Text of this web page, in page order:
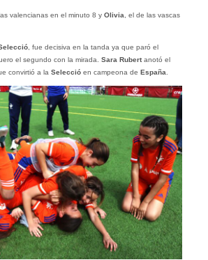
valencianas en el minuto 8 y Olivia , el de las vascas
, fue decisiva en la tanda ya que paró el
el segundo con la mirada. Sara Rubertanotó el
convirtió a la Seleccióen campeona de España